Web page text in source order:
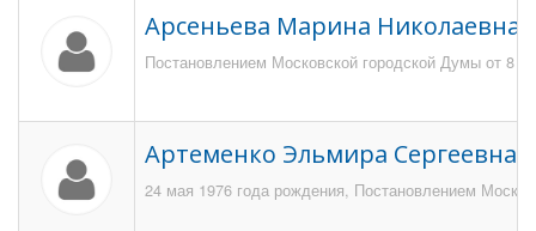
Арсеньева Марина Николаевна
Постановлением Московской городской Думы от 8
Артеменко Эльмира Сергеевна
24 мая 1976 года рождения, Постановлением